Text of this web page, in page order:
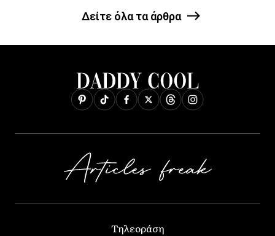
Δείτε όλα τα άρθρα
Τηλεοράση